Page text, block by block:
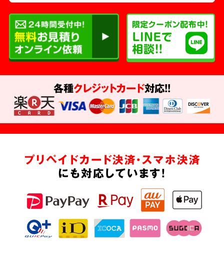
各種クレジットカード対応!!
プリペイドカード決済・スマホ決済
にも対応しています!